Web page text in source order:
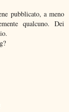
pubblicato, a meno
qualcuno. Dei